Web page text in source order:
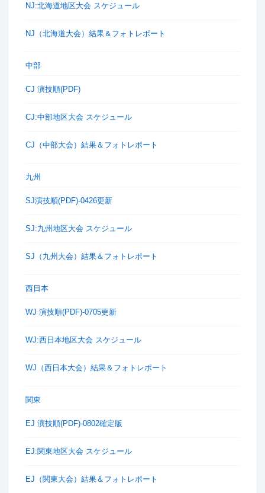
NJ:北海道地区大会 スケジュール
NJ（北海道大会）結果＆フォトレポート
中部
CJ 演技順(PDF)
CJ:中部地区大会 スケジュール
CJ（中部大会）結果＆フォトレポート
九州
SJ演技順(PDF)-0426更新
SJ:九州地区大会 スケジュール
SJ（九州大会）結果＆フォトレポート
西日本
WJ 演技順(PDF)-0705更新
WJ:西日本地区大会 スケジュール
WJ（西日本大会）結果＆フォトレポート
関東
EJ 演技順(PDF)-0802確定版
EJ:関東地区大会 スケジュール
EJ（関東大会）結果＆フォトレポート